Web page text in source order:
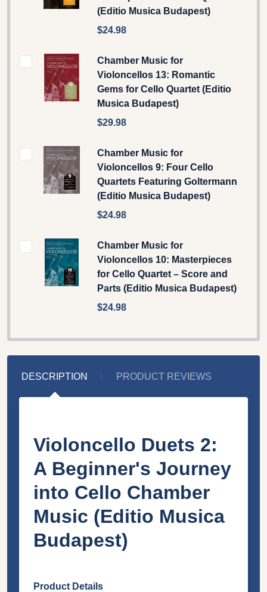
(Editio Musica Budapest)
$24.98
Chamber Music for
Violoncellos 13: Romantic
Gems for Cello Quartet (Editio
Musica Budapest)
$29.98
Chamber Music for
Violoncellos 9: Four Cello
Quartets Featuring Goltermann
(Editio Musica Budapest)
$24.98
Chamber Music for
Violoncellos 10: Masterpieces
for Cello Quartet – Score and
Parts (Editio Musica Budapest)
$24.98
DESCRIPTION PRODUCT REVIEWS
Violoncello Duets 2:
A Beginner's Journey
into Cello Chamber
Music (Editio Musica
Budapest)
Product Details